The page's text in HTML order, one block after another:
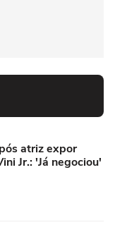
atriz expor
Jr.: 'Já negociou'